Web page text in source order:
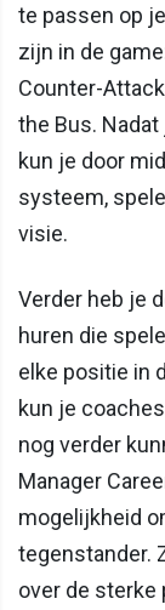
te passen op
zijn in de
Counter-
the Bus.
kun je door
systeem,
visie.
Verder heb je
huren die
elke positie in
kun je
nog verder
Manager
mogelijkheid
tegenstander.
over de sterke